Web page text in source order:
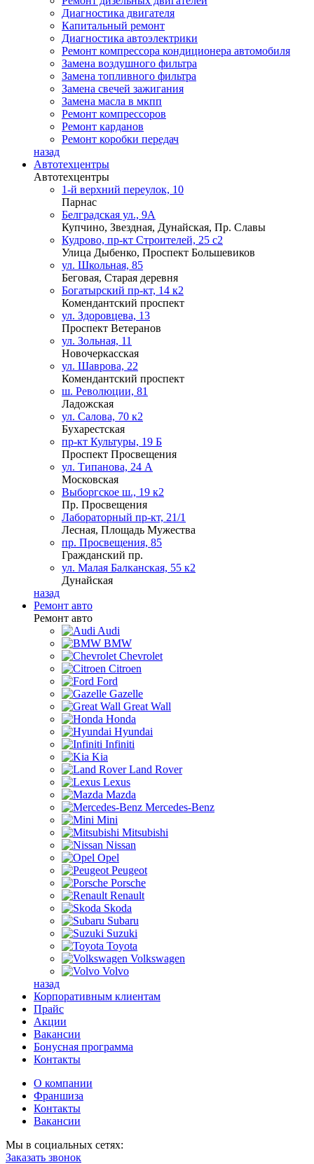
Диагностика двигателя
Капитальный ремонт
Диагностика автоэлектрики
Ремонт компрессора кондиционера автомобиля
Замена воздушного фильтра
Замена топливного фильтра
Замена свечей зажигания
Замена масла в мкпп
Ремонт компрессоров
Ремонт карданов
Ремонт коробки передач
назад
Автотехцентры
Автотехцентры
1-й верхний переулок, 10
Парнас
Белградская ул., 9А
Купчино, Звездная, Дунайская, Пр. Славы
Кудрово, пр-кт Строителей, 25 с2
Улица Дыбенко, Проспект Большевиков
ул. Школьная, 85
Беговая, Старая деревня
Богатырский пр-кт, 14 к2
Комендантский проспект
ул. Здоровцева, 13
Проспект Ветеранов
ул. Зольная, 11
Новочеркасская
ул. Шаврова, 22
Комендантский проспект
ш. Революции, 81
Ладожская
ул. Салова, 70 к2
Бухарестская
пр-кт Культуры, 19 Б
Проспект Просвещения
ул. Типанова, 24 А
Московская
Выборгское ш., 19 к2
Пр. Просвещения
Лабораторный пр-кт, 21/1
Лесная, Площадь Мужества
пр. Просвещения, 85
Гражданский пр.
ул. Малая Балканская, 55 к2
Дунайская
назад
Ремонт авто
Ремонт авто
Audi
BMW
Chevrolet
Citroen
Ford
Gazelle
Great Wall
Honda
Hyundai
Infiniti
Kia
Land Rover
Lexus
Mazda
Mercedes-Benz
Mini
Mitsubishi
Nissan
Opel
Peugeot
Porsche
Renault
Skoda
Subaru
Suzuki
Toyota
Volkswagen
Volvo
назад
Корпоративным клиентам
Прайс
Акции
Вакансии
Бонусная программа
Контакты
О компании
Франшиза
Контакты
Вакансии
Мы в социальных сетях:
Заказать звонок